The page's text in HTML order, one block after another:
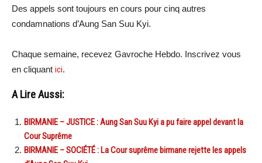
Des appels sont toujours en cours pour cinq autres
condamnations d’Aung San Suu Kyi.
Chaque semaine, recevez Gavroche Hebdo. Inscrivez vous
en cliquant ici.
A Lire Aussi:
BIRMANIE – JUSTICE : Aung San Suu Kyi a pu faire appel devant la
Cour Suprême
BIRMANIE – SOCIÉTÉ : La Cour suprême birmane rejette les appels